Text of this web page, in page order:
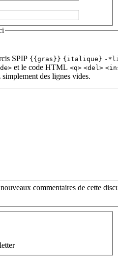
SPIP {{gras}} {italique} -
et le code HTML <q> <del>
simplement des lignes vides.
commentaires de cette